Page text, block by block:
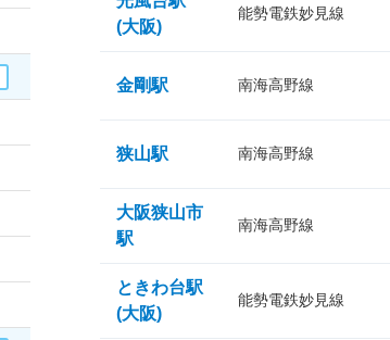
(大阪)
能勢電鉄妙見線
金剛駅 南海高野線
狭山駅 南海高野線
大阪狭山市
駅
南海高野線
ときわ台駅
(大阪)
能勢電鉄妙見線